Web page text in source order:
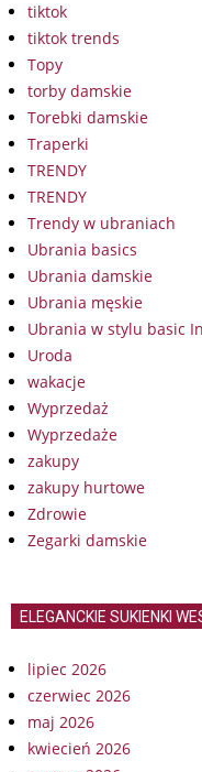
tiktok
tiktok trends
Topy
torby damskie
Torebki damskie
Traperki
TRENDY
TRENDY
Trendy w ubraniach
Ubrania basics
Ubrania damskie
Ubrania męskie
Ubrania w stylu basic
Uroda
wakacje
Wyprzedaż
Wyprzedaże
zakupy
zakupy hurtowe
Zdrowie
Zegarki damskie
ELEGANCKIE SUKIENKI
lipiec 2026
czerwiec 2026
maj 2026
kwiecień 2026